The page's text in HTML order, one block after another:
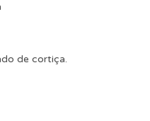
de cortiça.